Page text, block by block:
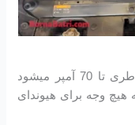
توجه داشته باشید که بر روی سانتافه باطری تا 70 آمپر میشود
از باطری 70 آمپر به هیچ وجه برای هیوندای